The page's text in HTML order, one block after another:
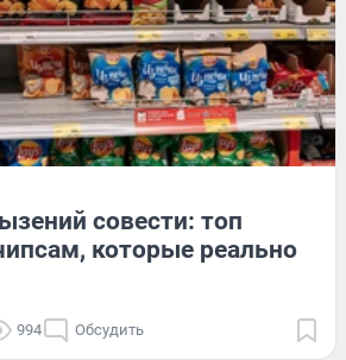
совести: топ
которые реально
994 Обсудить